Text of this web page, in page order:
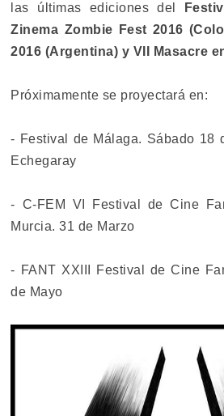
las últimas ediciones del
Zinema Zombie Fest 2016
2016 (Argentina) y VII Masacre
Próximamente se proyectará en:
- Festival de Málaga. Sábado 18
Echegaray
- C-FEM VI Festival de Cine
Murcia. 31 de Marzo
- FANT XXIII Festival de Cine
de Mayo